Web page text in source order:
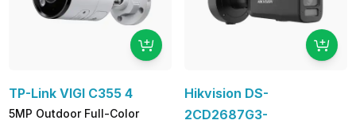
TP-Link VIGI C355 4
5MP Outdoor Full-Color
Hikvision DS-
2CD2687G3-